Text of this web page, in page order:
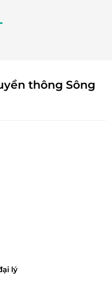
an toàn tuyệt đối cho
Rãi: Sản phẩm của
thông Sông
lý